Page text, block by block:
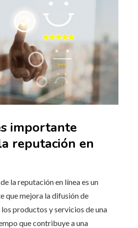
importante
reputación en
la reputación en línea es un
que mejora la difusión de
productos y servicios de una
que contribuye a una